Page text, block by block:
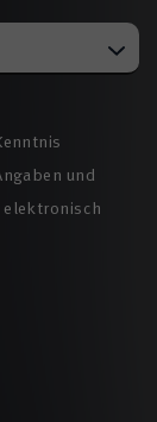
und
elektronisch